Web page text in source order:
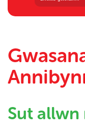
Sut allwn